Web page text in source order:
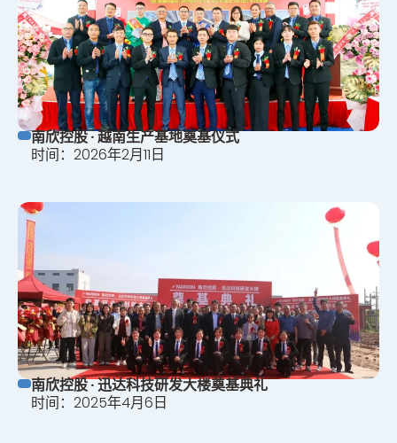
南欣控股 · 越南生产基地奠基仪式
时间：2026年2月11日
南欣控股 · 迅达科技研发大楼奠基典礼
时间：2025年4⽉6⽇